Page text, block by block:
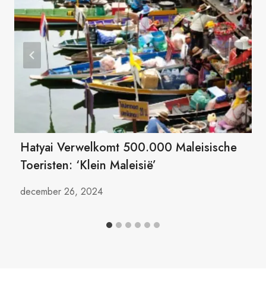
Hatyai Verwelkomt 500.000 Maleisische
Toeristen: ‘Klein Maleisië’
december 26, 2024